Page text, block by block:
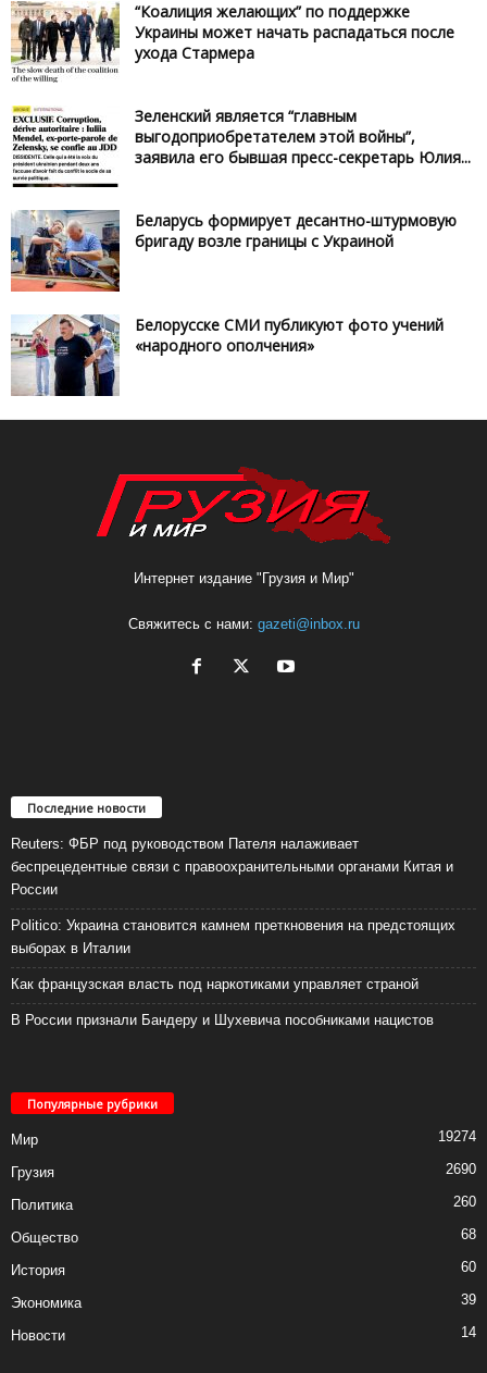
“Коалиция желающих” по поддержке
Украины может начать распадаться после
ухода Стармера
Зеленский является “главным
выгодоприобретателем этой войны”,
заявила его бывшая пресс-секретарь Юлия...
Беларусь формирует десантно-штурмовую
бригаду возле границы с Украиной
Белорусске СМИ публикуют фото учений
«народного ополчения»
Интернет издание "Грузия и Мир"
Свяжитесь с нами: gazeti@inbox.ru
Последние новости
Reuters: ФБР под руководством Пателя налаживает
беспрецедентные связи с правоохранительными органами Китая и
России
Politico: Украина становится камнем преткновения на предстоящих
выборах в Италии
Как французская власть под наркотиками управляет страной
В России признали Бандеру и Шухевича пособниками нацистов
Популярные рубрики
Мир 19274
Грузия 2690
Политика 260
Общество 68
История 60
Экономика 39
Новости 14